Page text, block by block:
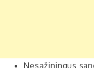
Nesąžiningus